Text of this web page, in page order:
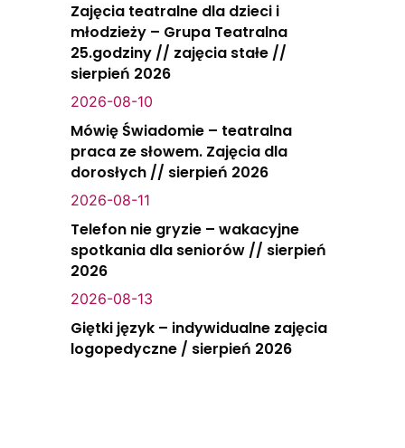
Zajęcia teatralne dla dzieci i
młodzieży – Grupa Teatralna
25.godziny // zajęcia stałe //
sierpień 2026
2026-08-10
Mówię Świadomie – teatralna
praca ze słowem. Zajęcia dla
dorosłych // sierpień 2026
2026-08-11
Telefon nie gryzie – wakacyjne
spotkania dla seniorów // sierpień
2026
2026-08-13
Giętki język – indywidualne zajęcia
logopedyczne / sierpień 2026